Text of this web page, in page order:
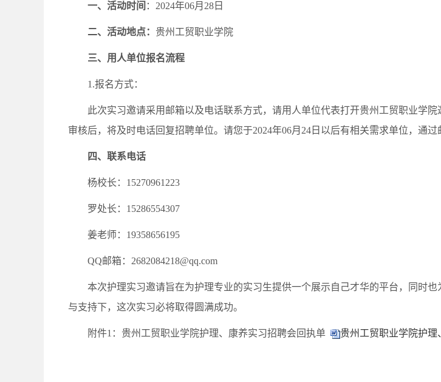
一、 活动时间 ：2024年06月28日
二、 活动地点： 贵州工贸职业学院
三、用人单位报名流程
1.报名方式：
此次实习邀请采用邮箱以及电话联系方式，请用人单位代表打开贵州工贸职业学
审核后，将及时电话回复招聘单位。请您于2024年06月24日以后有相关需求单位，通过
四、 联系电话
杨校长：15270961223
罗处长：15286554307
姜老师：19358656195
QQ邮箱：2682084218@qq.com
本次护理实习邀请旨在为护理专业的实习生提供一个展示自己才华的平台，同时
与支持下，这次实习必将取得圆满成功。
附件1：贵州工贸职业学院护理、康养实习招聘会回执单 贵州工贸职业学院护理